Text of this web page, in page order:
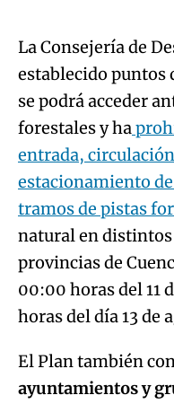
La Consejería de
establecido puntos
se podrá acceder
forestales y ha
entrada,
estacionamiento
tramos de pistas
natural en
provincias de
00:00 horas del 11
horas del día 13 de
El Plan también
ayuntamientos y